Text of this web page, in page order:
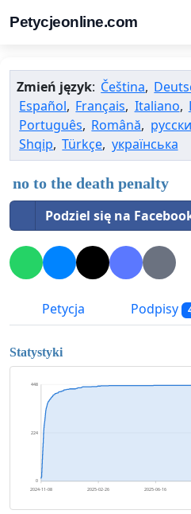
Petycjeonline.com
Zmień język: Čeština,
Español, Français, Italiano,
Português, Română,
Shqip, Türkçe, українська
no to the death penalty
Podziel się na
Petycja Podpisy
Statystyki
0
224
448
2024-11-08 2025-02-26 2025-06-16